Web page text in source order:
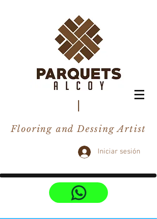
I
Flooring and Dessing Artist
Iniciar sesión